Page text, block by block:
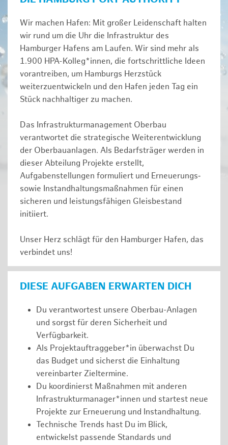
Wir machen Hafen: Mit großer Leidenschaft halten
wir rund um die Uhr die Infrastruktur des
Hamburger Hafens am Laufen. Wir sind mehr als
1.900 HPA-Kolleg*innen, die fortschrittliche Ideen
vorantreiben, um Hamburgs Herzstück
weiterzuentwickeln und den Hafen jeden Tag ein
Stück nachhaltiger zu machen.
Das Infrastrukturmanagement Oberbau
verantwortet die strategische Weiterentwicklung
der Oberbauanlagen. Als Bedarfsträger werden in
dieser Abteilung Projekte erstellt,
Aufgabenstellungen formuliert und Erneuerungs‑
sowie Instandhaltungsmaßnahmen für einen
sicheren und leistungsfähigen Gleisbestand
initiiert.
Unser Herz schlägt für den Hamburger Hafen, das
verbindet uns!
DIESE AUFGABEN ERWARTEN DICH
Du verantwortest unsere Oberbau-Anlagen
und sorgst für deren Sicherheit und
Verfügbarkeit.
Als Projektauftraggeber*in überwachst Du
das Budget und sicherst die Einhaltung
vereinbarter Zieltermine.
Du koordinierst Maßnahmen mit anderen
Infrastrukturmanager*innen und startest neue
Projekte zur Erneuerung und Instandhaltung.
Technische Trends hast Du im Blick,
entwickelst passende Standards und